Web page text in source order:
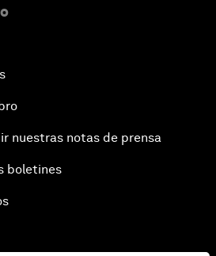
nuestras notas de prensa
boletines